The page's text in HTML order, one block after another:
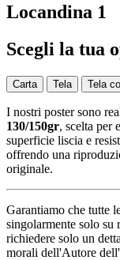
Locandina 1
Scegli la tua
Carta Tela Tela
I nostri poster sono
130/150gr, scelta per
superficie liscia e
offrendo una
originale.
Garantiamo che tutte
singolarmente solo su
richiedere solo un
morali dell'Autore